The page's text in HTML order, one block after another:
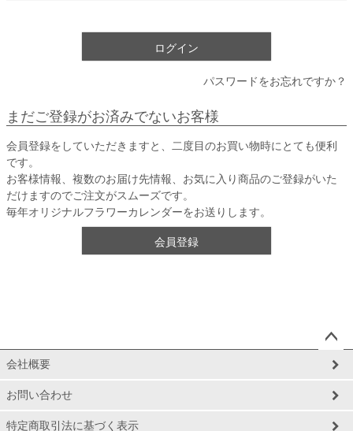
ログイン
パスワードをお忘れですか？
まだご登録がお済みでないお客様
会員登録をしていただきますと、二度目のお買い物時にとても便利
です。
お客様情報、複数のお届け先情報、お気に入り商品のご登録がいた
だけますのでご注文がスムーズです。
毎年オリジナルフラワーカレンダーをお送りします。
会員登録
ペー
ップ
会社概要
お問い合わせ
特定商取引法に基づく表示